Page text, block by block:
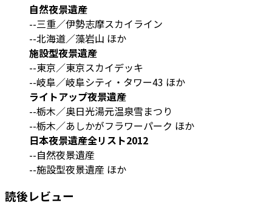
自然夜景遺産
--三重／伊勢志摩スカイライン
--北海道／藻岩山 ほか
施設型夜景遺産
--東京／東京スカイデッキ
--岐阜／岐阜シティ・タワー43 ほか
ライトアップ夜景遺産
--栃木／奥日光湯元温泉雪まつり
--栃木／あしかがフラワーパーク ほか
日本夜景遺産全リスト2012
--自然夜景遺産
--施設型夜景遺産 ほか
読後レビュー